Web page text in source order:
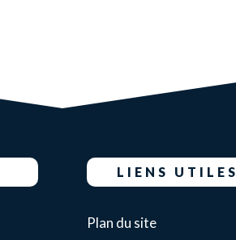
LIENS UTILES
Plan du site